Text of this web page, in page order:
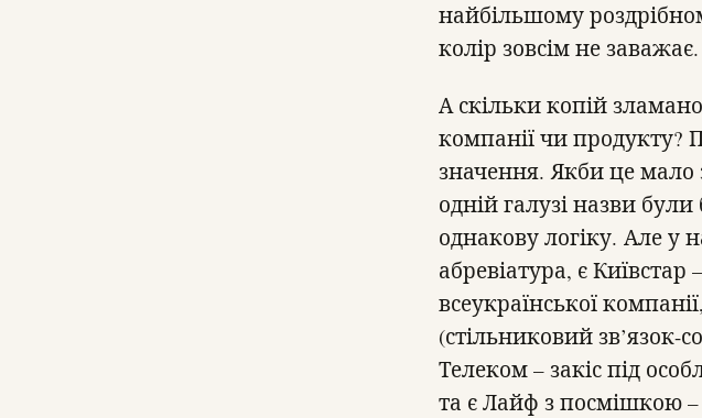
найбільшому
колір зовсім не заважає.
А скільки копій
компанії чи
значення. Якби це мало
одній галузі назви
однакову логіку. Але у
абревіатура, є
всеукраїнської
(стільниковий зв’язок-
Телеком – закіс під
та є Лайф з посмішкою